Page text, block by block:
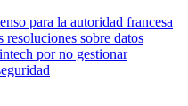
para la autoridad francesa
resoluciones sobre datos
por no gestionar